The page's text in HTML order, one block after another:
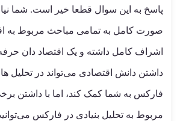
پاسخ به این سوال قطعا خیر است. شما
صورت کامل به تمامی مباحث مربوط به
اشراف کامل داشته و یک اقتصاد دان
داشتن دانش اقتصادی می‌تواند در تحلیل های
فارکس به شما کمک کند، اما با داشتن
مربوط به تحلیل بنیادی در فارکس